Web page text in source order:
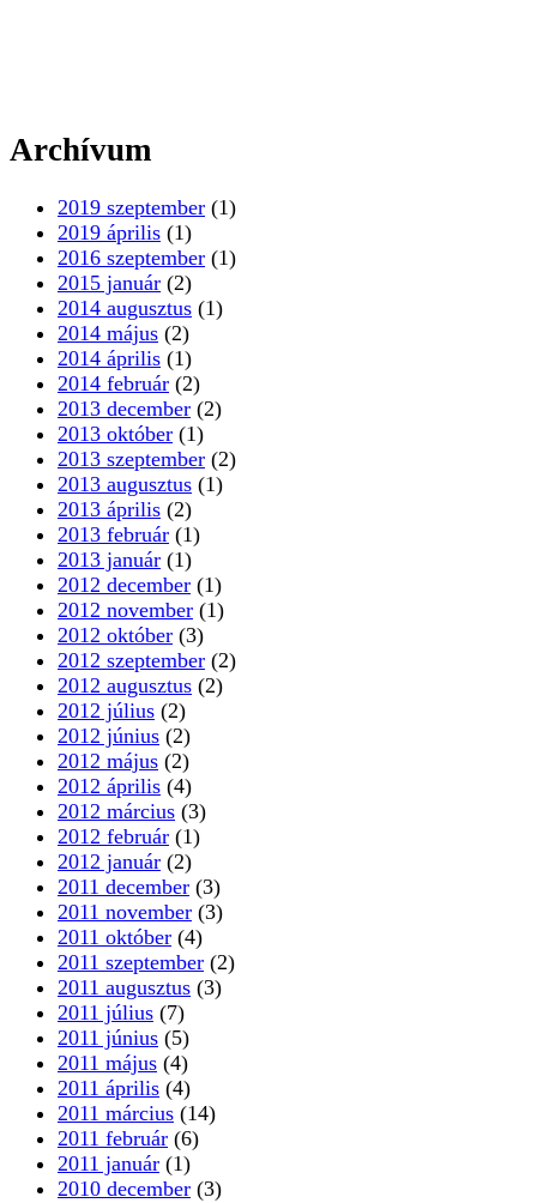
Archívum
2019 szeptember (1)
2019 április (1)
2016 szeptember (1)
2015 január (2)
2014 augusztus (1)
2014 május (2)
2014 április (1)
2014 február (2)
2013 december (2)
2013 október (1)
2013 szeptember (2)
2013 augusztus (1)
2013 április (2)
2013 február (1)
2013 január (1)
2012 december (1)
2012 november (1)
2012 október (3)
2012 szeptember (2)
2012 augusztus (2)
2012 július (2)
2012 június (2)
2012 május (2)
2012 április (4)
2012 március (3)
2012 február (1)
2012 január (2)
2011 december (3)
2011 november (3)
2011 október (4)
2011 szeptember (2)
2011 augusztus (3)
2011 július (7)
2011 június (5)
2011 május (4)
2011 április (4)
2011 március (14)
2011 február (6)
2011 január (1)
2010 december (3)